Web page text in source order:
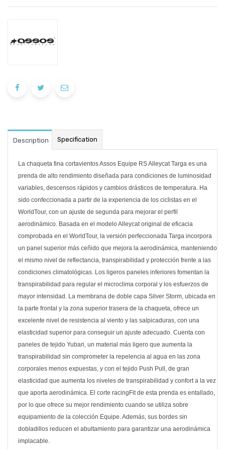
Description Specification
La chaqueta fina cortavientos Assos Equipe RS Alleycat Targa es una
prenda de alto rendimiento diseñada para condiciones de luminosidad
variables, descensos rápidos y cambios drásticos de temperatura. Ha
sido confeccionada a partir de la experiencia de los ciclistas en el
WorldTour, con un ajuste de segunda para mejorar el perfil
aerodinámico. Basada en el modelo Alleycat original de eficacia
comprobada en el WorldTour, la versión perfeccionada Targa incorpora
un panel superior más ceñido que mejora la aerodinámica, manteniendo
el mismo nivel de reflectancia, transpirabilidad y protección frente a las
condiciones climatológicas. Los ligeros paneles inferiores fomentan la
transpirabilidad para regular el microclima corporal y los esfuerzos de
mayor intensidad. La membrana de doble capa Silver Storm, ubicada en
la parte frontal y la zona superior trasera de la chaqueta, ofrece un
excelente nivel de resistencia al viento y las salpicaduras, con una
elasticidad superior para conseguir un ajuste adecuado. Cuenta con
paneles de tejido Yubari, un material más ligero que aumenta la
transpirabilidad sin comprometer la repelencia al agua en las zona
corporales menos expuestas, y con el tejido Push Pull, de gran
elasticidad que aumenta los niveles de transpirabilidad y confort a la vez
que aporta aerodinámica. El corte racingFit de esta prenda es entallado,
por lo que ofrece su mejor rendimiento cuando se utiliza sobre
equipamiento de la colección Equipe. Además, sus bordes sin
dobladillos reducen el abultamiento para garantizar una aerodinámica
implacable.